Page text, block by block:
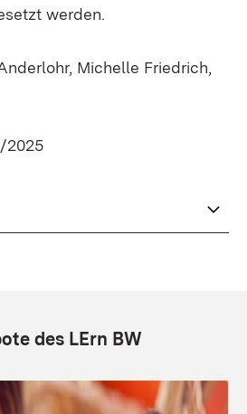
werden.
Michelle Friedrich,
2025
des LErn BW